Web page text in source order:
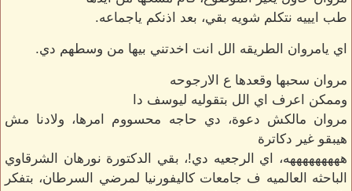
طب ايييه نتكلم شويه بقي، بعد اذنكم ياجماعه.
اي يامروان الطريقه الل انت اخدتني بيها من وسطهم دي.
مروان سحبها وقعدها ع الارجوحه
وممكن اعرف اي الل بتقوليه ليوسف دا
مروان مالكش دعوة، دي حاجه محسووم امرها، ولادنا مش
هيبقو غير دكاترة
هههههههههه، اي الرجعيه دي!، بقي الدكتورة نورهان الشرقاوي
الباحثه العالميه ف جامعات كاليفورنيا لمرضي السرطان، بتفكر